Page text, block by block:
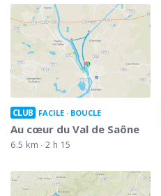
CLUB FACILE BOUCLE
Au cœur du Val de Saône
6.5 km 2 h 15